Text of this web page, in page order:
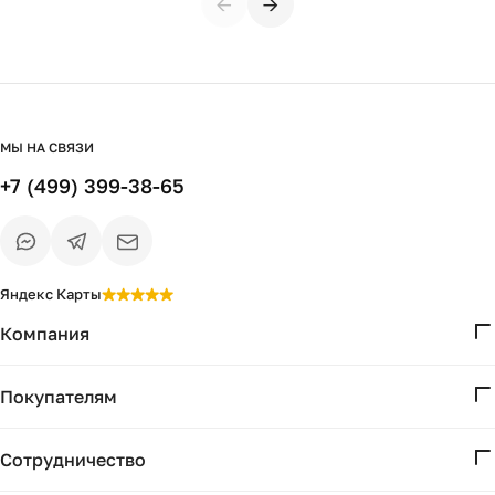
Компания
Проекты
Покупателям
Доставка и оплата
Сотрудничество
МЫ НА СВЯЗИ
+7 (499) 399-38-65
Яндекс Карты